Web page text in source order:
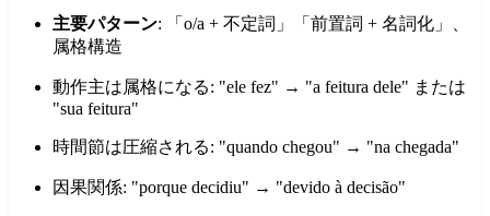
主要パターン: 「o/a + 不定詞」「前置詞 + 名詞化」、
属格構造
動作主は属格になる: "ele fez" → "a feitura dele" または
"sua feitura"
時間節は圧縮される: "quando chegou" → "na chegada"
因果関係: "porque decidiu" → "devido à decisão"